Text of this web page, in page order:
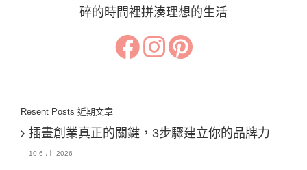
碎的時間裡拼湊理想的生活
Resent Posts 近期文章
插畫創業真正的關鍵，3步驟建立你的品牌力
10 6 月, 2026